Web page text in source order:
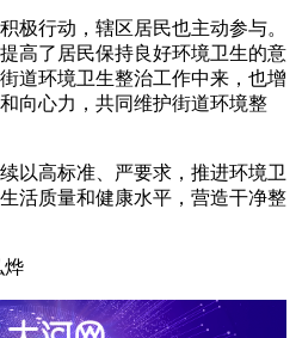
极行动，辖区居民也主动参与。
高了居民保持良好环境卫生的意
道环境卫生整治工作中来，也增
向心力，共同维护街道环境整
以高标准、严要求，推进环境卫
活质量和健康水平，营造干净整